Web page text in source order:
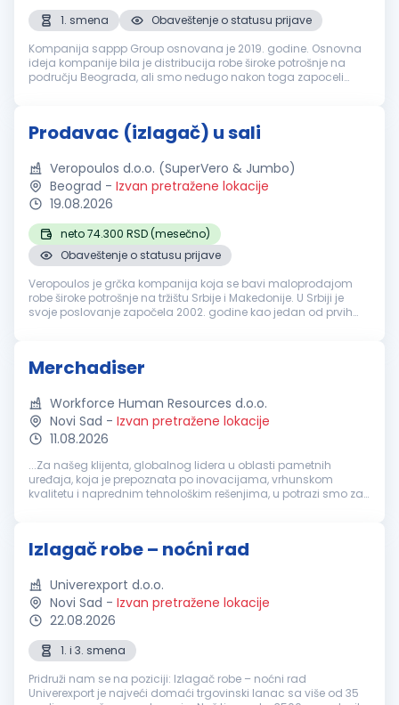
1. smena
Obaveštenje o statusu prijave
Kompanija sappp Group osnovana je 2019. godine. Osnovna
ideja kompanije bila je distribucija robe široke potrošnje na
području Beograda, ali smo nedugo nakon toga zapoceli
Prodavac (izlagač) u sali
Veropoulos d.o.o. (SuperVero & Jumbo)
Beograd - Izvan pretražene lokacije
19.08.2026
neto 74.300 RSD (mesečno)
Obaveštenje o statusu prijave
Veropoulos je grčka kompanija koja se bavi maloprodajom
robe široke potrošnje na tržištu Srbije i Makedonije. U Srbiji je
svoje poslovanje započela 2002. godine kao jedan od prvih
Merchadiser
Workforce Human Resources d.o.o.
Novi Sad - Izvan pretražene lokacije
11.08.2026
...Za našeg klijenta, globalnog lidera u oblasti pametnih
uređaja, koja je prepoznata po inovacijama, vrhunskom
kvalitetu i naprednim tehnološkim rešenjima, u potrazi smo za
Izlagač robe – noćni rad
Univerexport d.o.o.
Novi Sad - Izvan pretražene lokacije
22.08.2026
1. i 3. smena
Pridruži nam se na poziciji: Izlagač robe – noćni rad
Univerexport je najveći domaći trgovinski lanac sa više od 35